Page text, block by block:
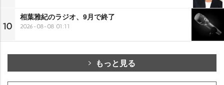
10
相葉雅紀のラジオ、9月で終了
2026-08-08 01:11
もっと見る